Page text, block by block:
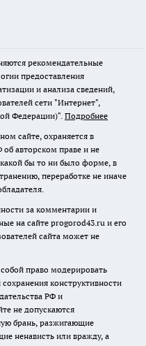
рекомендательные
предоставления
и анализа сведений,
сети "Интернет",
Федерации)". Подробнее
сайте, охраняется в
об авторском праве и не
бы то ни было форме, в
переработке не иначе
за комментарии и
на сайте progorod43.ru и его
сайта может не
право модерировать
конструктивности
РФ и
не допускаются
брань, разжигающие
ненависть или вражду, а